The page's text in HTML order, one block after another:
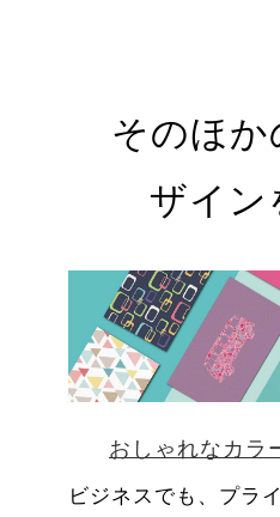
そのほか
ザイン
おしゃれなカラ
ビジネスでも、プラ